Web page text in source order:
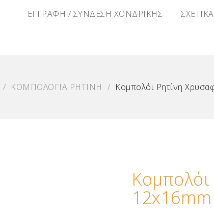
ΕΓΓΡΑΦΗ / ΣΥΝΔΕΣΗ ΧΟΝΔΡΙΚΗΣ
/ ΚΟΜΠΟΛΟΓΙΑ ΡΗΤΙΝΗ / Κομπολόι Ρητίνη